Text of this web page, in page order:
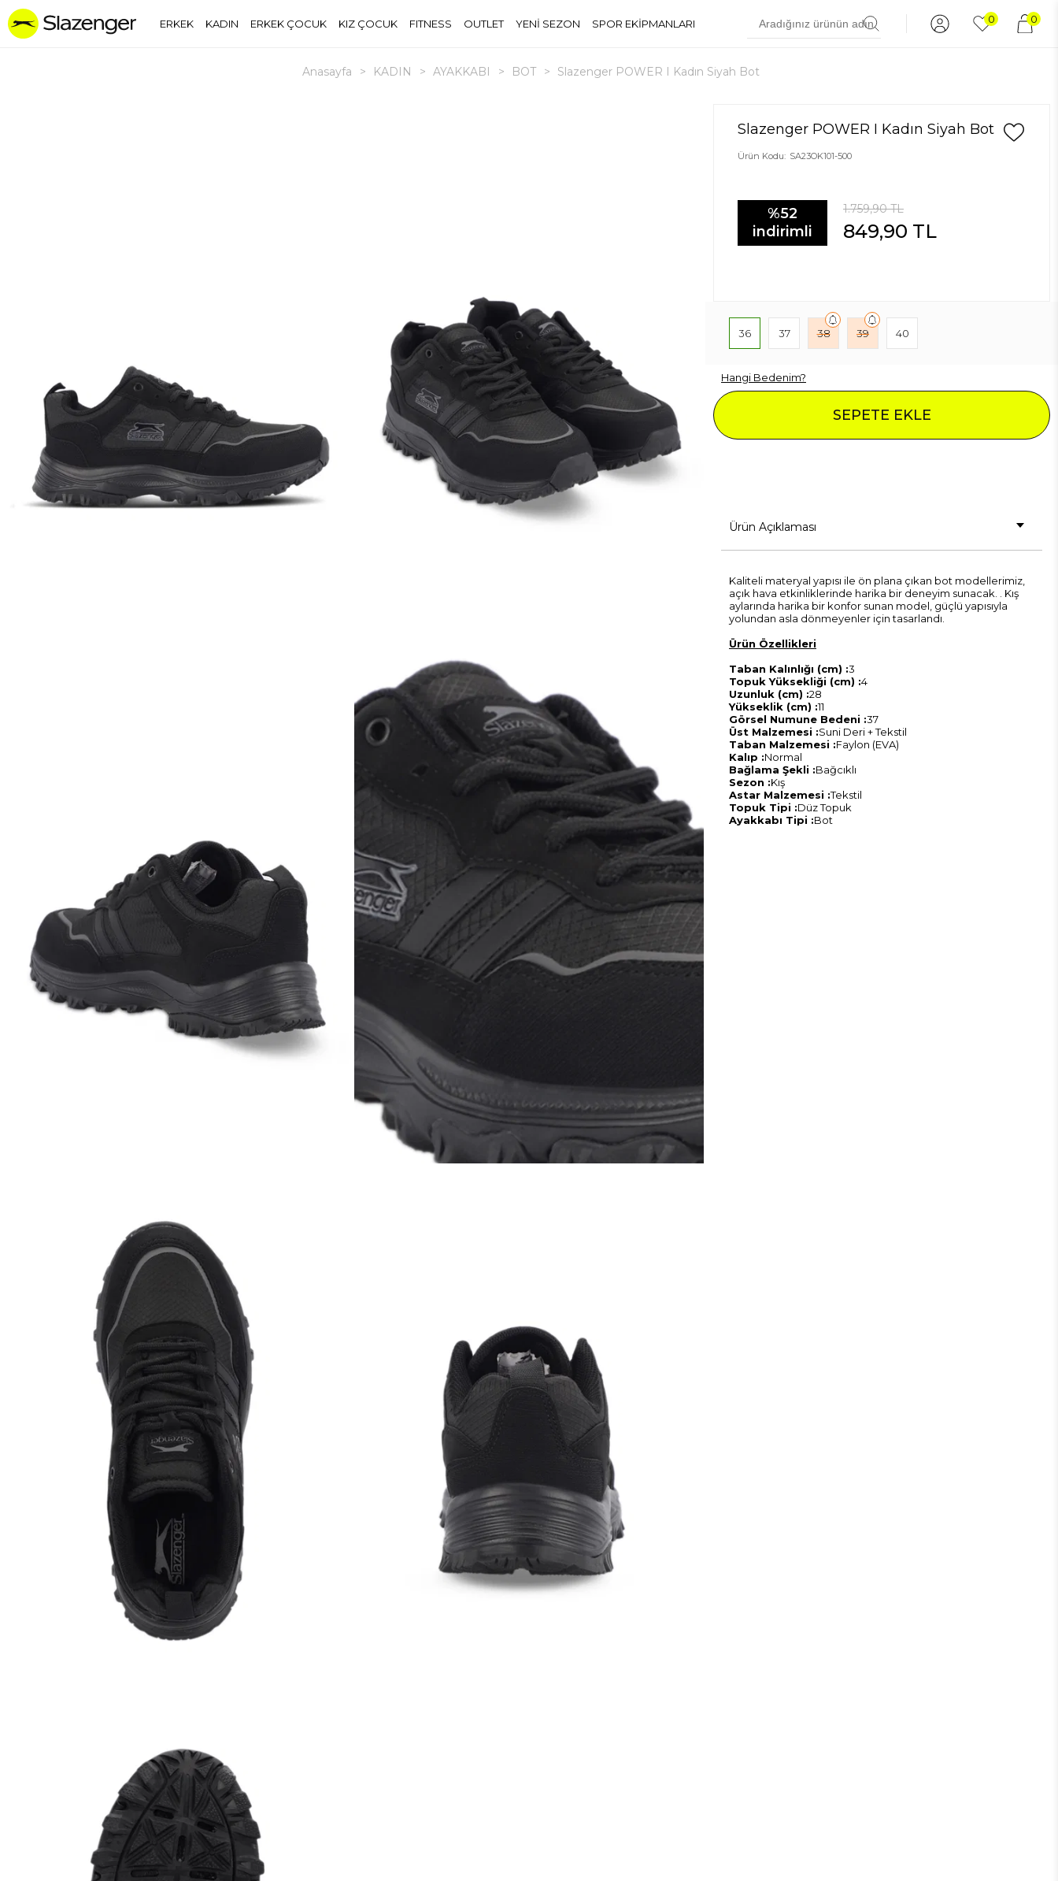
ERKEK KADIN ERKEK ÇOCUK KIZ ÇOCUK FITNESS OUTLET YENİ SEZON SPOR EKİPMANLARI 0 0
Anasayfa > KADIN > AYAKKABI > BOT > Slazenger POWER I Kadın Siyah Bot
Slazenger POWER I Kadın Siyah Bot
Ürün Kodu: SA23OK101-500
%52
indirimli
1.759,90TL
849,90 TL
36 37 38 39 40
Hangi Bedenim?
SEPETE EKLE
Ürün Açıklaması
Kaliteli materyal yapısı ile ön plana çıkan bot modellerimiz,
açık hava etkinliklerinde harika bir deneyim sunacak. . Kış
aylarında harika bir konfor sunan model, güçlü yapısıyla
yolundan asla dönmeyenler için tasarlandı.
Ürün Özellikleri
Taban Kalınlığı (cm) :3
Topuk Yüksekliği (cm) :4
Uzunluk (cm) :28
Yükseklik (cm) :11
Görsel Numune Bedeni :37
Üst Malzemesi :Suni Deri + Tekstil
Taban Malzemesi :Faylon (EVA)
Kalıp :Normal
Bağlama Şekli :Bağcıklı
Sezon :Kış
Astar Malzemesi :Tekstil
Topuk Tipi :Düz Topuk
Ayakkabı Tipi :Bot